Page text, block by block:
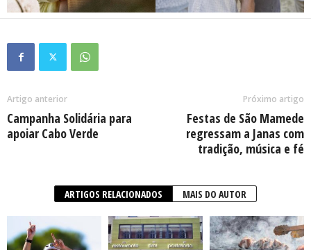
Artigo anterior
Campanha Solidária para
apoiar Cabo Verde
Próximo artigo
Festas de São Mamede
regressam a Janas com
tradição, música e fé
ARTIGOS RELACIONADOS MAIS DO AUTOR